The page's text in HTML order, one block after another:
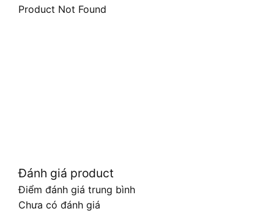
Product Not Found
Đánh giá product
Điểm đánh giá trung bình
Chưa có đánh giá